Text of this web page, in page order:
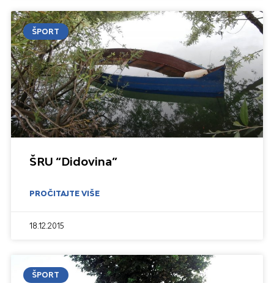
ŠPORT
ŠRU “Didovina”
PROČITAJTE VIŠE
18.12.2015
ŠPORT